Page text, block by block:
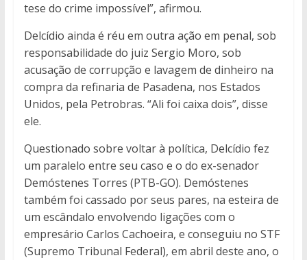
tese do crime impossível”, afirmou.
Delcídio ainda é réu em outra ação em penal, sob
responsabilidade do juiz Sergio Moro, sob
acusação de corrupção e lavagem de dinheiro na
compra da refinaria de Pasadena, nos Estados
Unidos, pela Petrobras. “Ali foi caixa dois”, disse
ele.
Questionado sobre voltar à política, Delcídio fez
um paralelo entre seu caso e o do ex-senador
Demóstenes Torres (PTB-GO). Demóstenes
também foi cassado por seus pares, na esteira de
um escândalo envolvendo ligações com o
empresário Carlos Cachoeira, e conseguiu no STF
(Supremo Tribunal Federal), em abril deste ano, o